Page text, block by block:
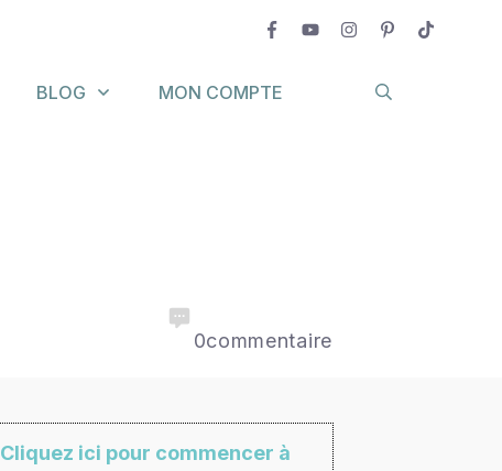
BLOG MON COMPTE
0commentaire
Cliquez ici pour commencer à